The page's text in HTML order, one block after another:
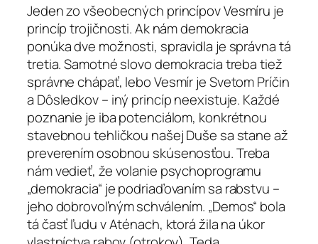
Jeden zo všeobecných princípov Vesmíru je
princíp trojičnosti. Ak nám demokracia
ponúka dve možnosti, spravidla je správna tá
tretia. Samotné slovo demokracia treba tiež
správne chápať, lebo Vesmír je Svetom Príčin
a Dôsledkov – iný princíp neexistuje. Každé
poznanie je iba potenciálom, konkrétnou
stavebnou tehličkou našej Duše sa stane až
preverením osobnou skúsenosťou. Treba
nám vedieť, že volanie psychoprogramu
„demokracia“ je podriaďovaním sa rabstvu –
jeho dobrovoľným schválením. „Demos“ bola
tá časť ľudu v Aténach, ktorá žila na úkor